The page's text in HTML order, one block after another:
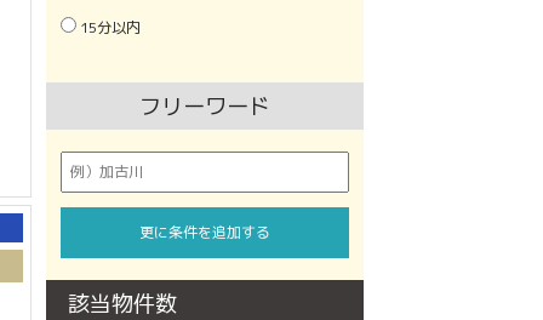
15分以内
フリーワード
更に条件を追加する
該当物件数